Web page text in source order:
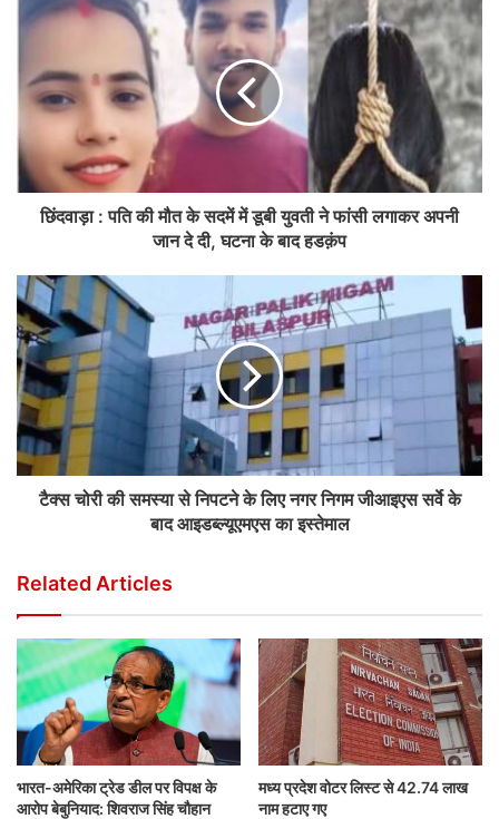
छिंदवाड़ा : पति की मौत के सदमें में डूबी युवती ने फांसी लगाकर अपनी
जान दे दी, घटना के बाद हडक़ंप
टैक्स चोरी की समस्या से निपटने के लिए नगर निगम जीआइएस सर्वे के
बाद आइडब्ल्यूएमएस का इस्तेमाल
Related Articles
भारत-अमेरिका ट्रेड डील पर विपक्ष के
आरोप बेबुनियाद: शिवराज सिंह चौहान
मध्य प्रदेश वोटर लिस्ट से 42.74 लाख
नाम हटाए गए